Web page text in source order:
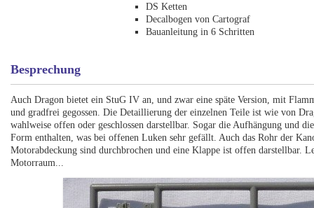
DS Ketten
Decalbogen von Cartograf
Bauanleitung in 6 Schritten
Besprechung
Auch Dragon bietet ein StuG IV an, und zwar eine späte Version, mit
und gradfrei gegossen. Die Detaillierung der einzelnen Teile ist wie von
wahlweise offen oder geschlossen darstellbar. Sogar die Aufhängung und
Form enthalten, was bei offenen Luken sehr gefällt. Auch das Rohr der
Motorabdeckung sind durchbrochen und eine Klappe ist offen darstellbar.
Motorraum...